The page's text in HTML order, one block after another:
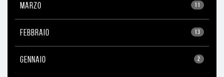
11
MARZO
13
FEBBRAIO
2
GENNAIO